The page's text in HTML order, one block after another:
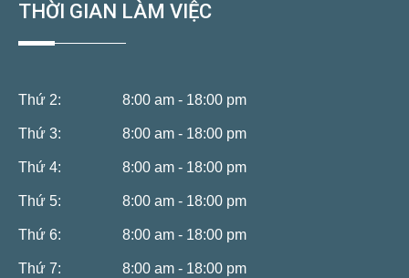
THỜI GIAN LÀM VIỆC
Thứ 2: 8:00 am - 18:00 pm
Thứ 3: 8:00 am - 18:00 pm
Thứ 4: 8:00 am - 18:00 pm
Thứ 5: 8:00 am - 18:00 pm
Thứ 6: 8:00 am - 18:00 pm
Thứ 7: 8:00 am - 18:00 pm